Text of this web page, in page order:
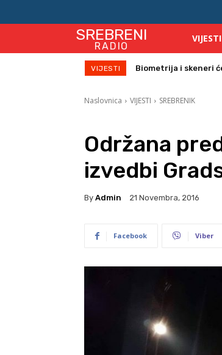
SREBRENI
RADIO
VIJESTI
VIJESTI Počinje isplata
Naslovnica VIJESTI SREBRENIK
Održana
izvedbi
By Admin 21 Novembra, 2016
Facebook Viber